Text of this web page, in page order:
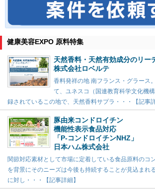
健康美容EXPO 原料特集
天然香料・天然有効成分のリー
株式会社ロベルテ
香料発祥の地 南フランス・グラース
て、ユネスコ（国連教育科学文化機
録されているこの地で、天然香料サプラ・・・【記事詳
豚由来コンドロイチン
機能性表示食品対応
「P-コンドロイチンNHZ」
日本ハム株式会社
関節対応素材として市場に定着している食品原料のコ
を背景にそのニーズは今後も持続することが見込まれ
に対し・・・【記事詳細】